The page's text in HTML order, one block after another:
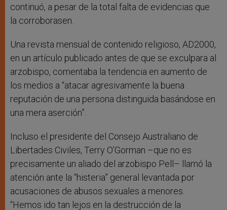
continuó, a pesar de la total falta de evidencias que
la corroborasen.
Una revista mensual de contenido religioso, AD2000,
en un artículo publicado antes de que se exculpara al
arzobispo, comentaba la tendencia en aumento de
los medios a “atacar agresivamente la buena
reputación de una persona distinguida basándose en
una mera aserción”.
Incluso el presidente del Consejo Australiano de
Libertades Civiles, Terry O’Gorman –que no es
precisamente un aliado del arzobispo Pell– llamó la
atención ante la “histeria” general levantada por
acusaciones de abusos sexuales a menores.
“Hemos ido tan lejos en la destrucción de la